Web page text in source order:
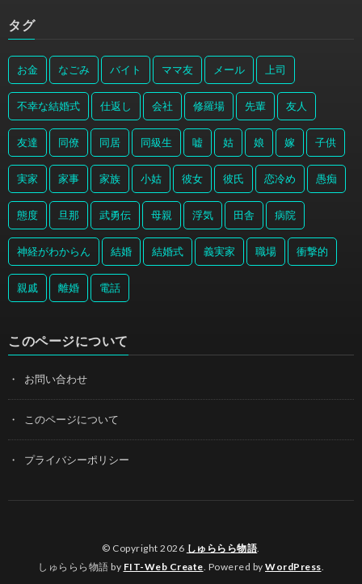
タグ
お金 なごみ バイト ママ友 メール 上司
不幸な結婚式 仕返し 会社 修羅場 先輩 友人
友達 同僚 同居 同級生 嘘 姑 娘 嫁 子供
実家 家事 家族 小姑 彼女 彼氏 恋冷め 愚痴
態度 旦那 武勇伝 母親 浮気 田舎 病院
神経がわからん 結婚 結婚式 義実家 職場 衝撃的
親戚 離婚 電話
このページについて
お問い合わせ
このページについて
プライバシーポリシー
© Copyright 2026 しゅららら物語
しゅららら物語 by FIT-Web Create . Powered by WordPress